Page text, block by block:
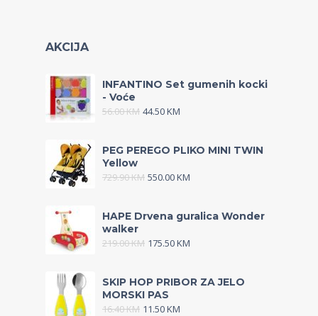
AKCIJA
INFANTINO Set gumenih kocki
- Voće
56.00KM 44.50KM
PEG PEREGO PLIKO MINI TWIN
Yellow
729.90KM 550.00KM
HAPE Drvena guralica Wonder
walker
219.00KM 175.50KM
SKIP HOP PRIBOR ZA JELO
MORSKI PAS
16.40KM 11.50KM